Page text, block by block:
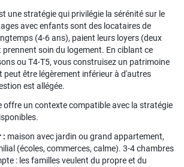
une stratégie qui privilégie la sérénité sur le
avec enfants sont des locataires de
(4-6 ans), paient leurs loyers (deux
prennent soin du logement. En ciblant ce
ou T4-T5, vous construisez un patrimoine
peut être légèrement inférieur à d'autres
est allégée.
offre un contexte compatible avec la stratégie
: maison avec jardin ou grand appartement,
(écoles, commerces, calme). 3-4 chambres
: les familles veulent du propre et du